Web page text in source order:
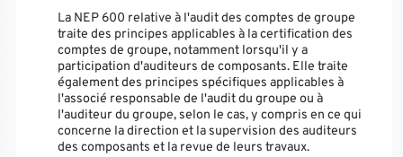
La NEP 600 relative à l'audit des comptes de groupe
traite des principes applicables à la certification des
comptes de groupe, notamment lorsqu'il y a
participation d'auditeurs de composants. Elle traite
également des principes spécifiques applicables à
l'associé responsable de l'audit du groupe ou à
l'auditeur du groupe, selon le cas, y compris en ce qui
concerne la direction et la supervision des auditeurs
des composants et la revue de leurs travaux.